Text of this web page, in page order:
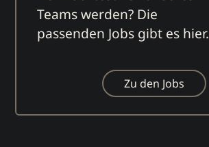
Teams werden? Die
passenden Jobs gibt es hier.
Zu den Jobs